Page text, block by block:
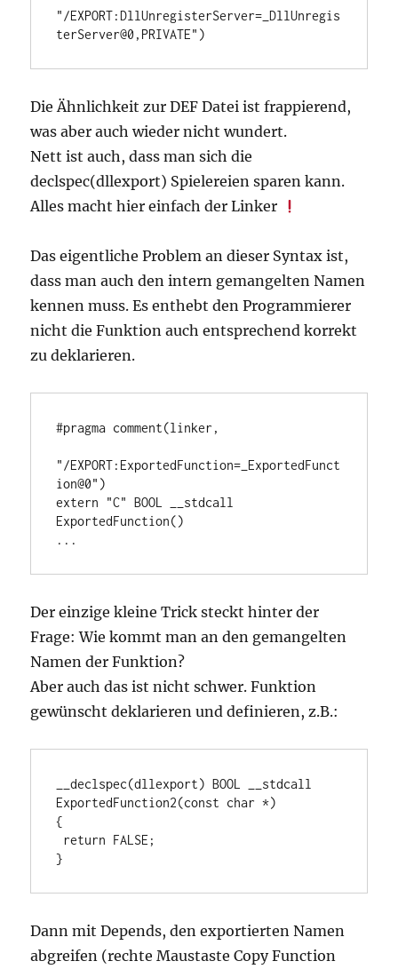
"/EXPORT:DllUnregisterServer=_DllUnregis
terServer@0,PRIVATE")
Die Ähnlichkeit zur DEF Datei ist frappierend,
was aber auch wieder nicht wundert.
Nett ist auch, dass man sich die
declspec(dllexport) Spielereien sparen kann.
Alles macht hier einfach der Linker
Das eigentliche Problem an dieser Syntax ist,
dass man auch den intern gemangelten Namen
kennen muss. Es enthebt den Programmierer
nicht die Funktion auch entsprechend korrekt
zu deklarieren.
#pragma comment(linker,
"/EXPORT:ExportedFunction=_ExportedFunct
ion@0")
extern "C" BOOL __stdcall
ExportedFunction()
...
Der einzige kleine Trick steckt hinter der
Frage: Wie kommt man an den gemangelten
Namen der Funktion?
Aber auch das ist nicht schwer. Funktion
gewünscht deklarieren und definieren, z.B.:
__declspec(dllexport) BOOL __stdcall
ExportedFunction2(const char *)
{
return FALSE;
}
Dann mit Depends, den exportierten Namen
abgreifen (rechte Maustaste Copy Function